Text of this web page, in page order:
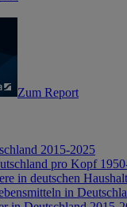
Zum Report
2015-2025
pro Kopf
in deutschen
in